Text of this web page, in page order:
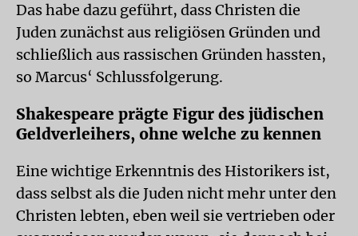
Das habe dazu geführt, dass Christen die
Juden zunächst aus religiösen Gründen und
schließlich aus rassischen Gründen hassten,
so Marcus‘ Schlussfolgerung.
Shakespeare prägte Figur des jüdischen
Geldverleihers, ohne welche zu kennen
Eine wichtige Erkenntnis des Historikers ist,
dass selbst als die Juden nicht mehr unter den
Christen lebten, eben weil sie vertrieben oder